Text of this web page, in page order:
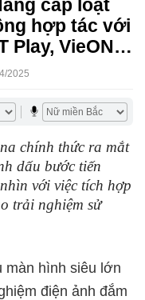
cấp loạt
hợp tác với
Play, VieON…
2025
chính thức ra mắt
dấu bước tiến
với việc tích hợp
trải nghiệm sử
màn hình siêu lớn
điện ảnh đắm